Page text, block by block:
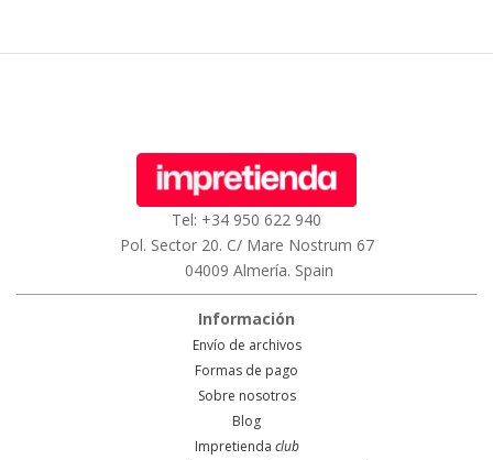
Tel: +34 950 622 940
Pol. Sector 20. C/ Mare Nostrum 67
04009 Almería. Spain
Información
Envío de archivos
Formas de pago
Sobre nosotros
Blog
Impretienda club